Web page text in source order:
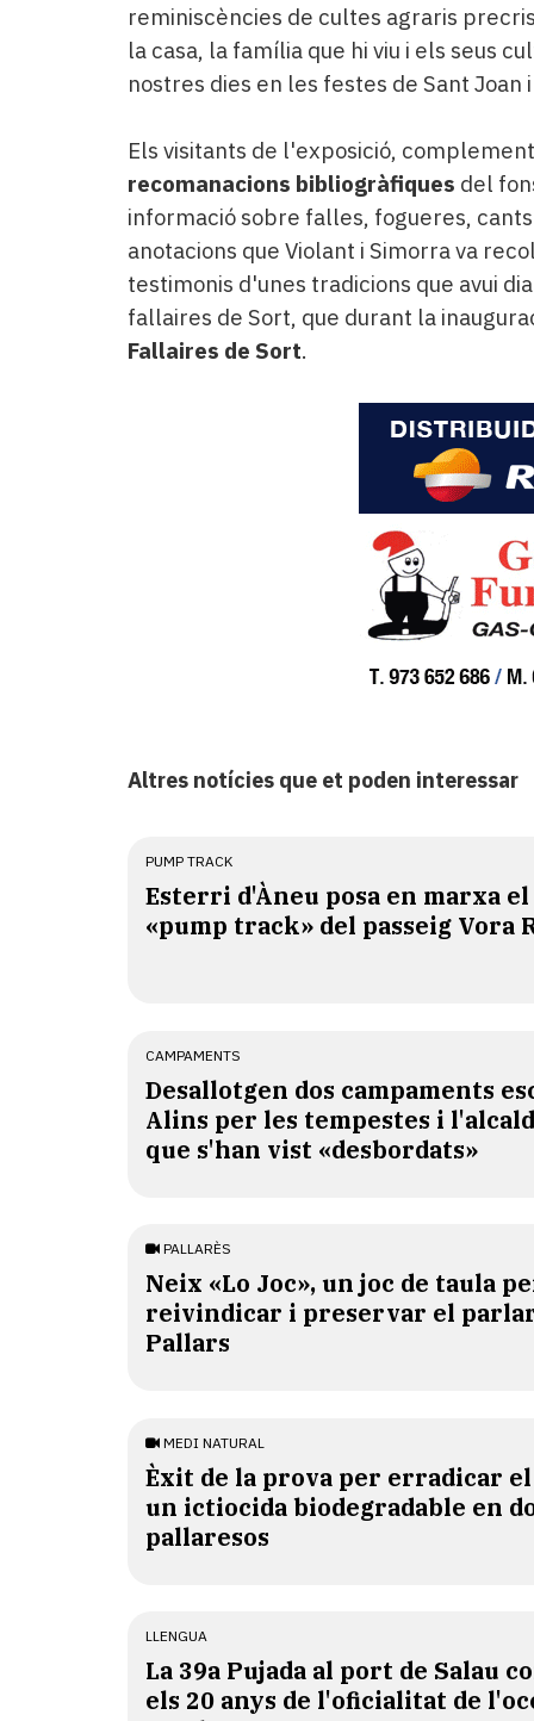
reminiscències de cultes agraris
la casa, la família que hi viu i els seus
nostres dies en les festes de Sant Joan
Els visitants de l'exposició,
recomanacions bibliogràfiques del
informació sobre falles, fogueres,
anotacions que Violant i Simorra va
testimonis d'unes tradicions que avui
fallaires de Sort, que durant la
Fallaires de Sort.
Altres notícies que et poden interessar
PUMP TRACK
Esterri d'Àneu posa en marxa
«pump track» del passeig Vora
CAMPAMENTS
​Desallotgen dos campaments
Alins per les tempestes i
que s'han vist «desbordats»
PALLARÈS
​Neix «Lo Joc», un joc de taula
reivindicar i preservar el
Pallars
MEDI NATURAL
Èxit de la prova per erradicar
un ictiocida biodegradable en
pallaresos
LLENGUA
​La 39a Pujada al port de Salau
els 20 anys de l'oficialitat de